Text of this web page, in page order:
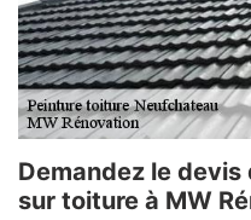
Demandez le
sur toiture à MW